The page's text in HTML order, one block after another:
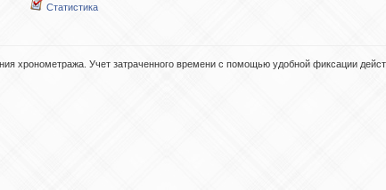
Статистика
хронометража. Учет затраченного времени с помощью удобной фиксации